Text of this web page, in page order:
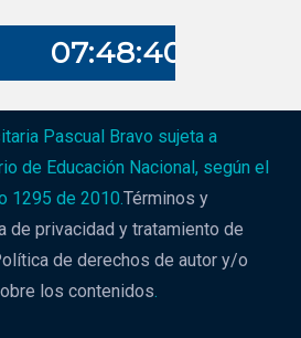
Pascual Bravo sujeta a
de Educación Nacional, según el
1295 de 2010. Términos y
de privacidad y tratamiento de
de derechos de autor y/o
los contenidos